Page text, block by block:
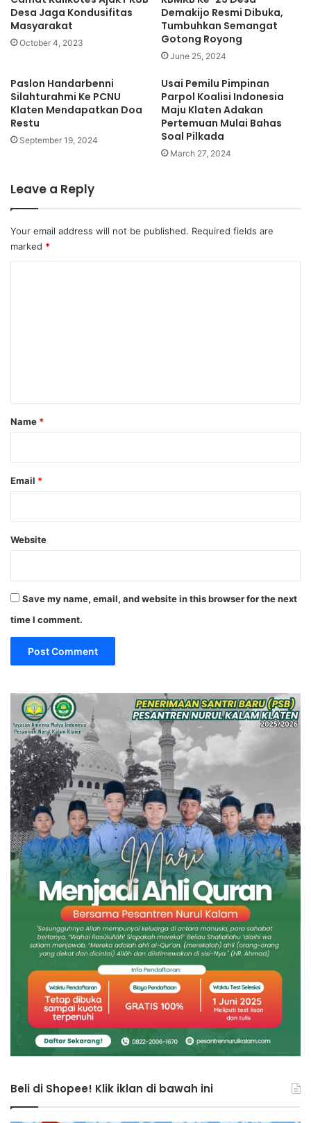
Desa Jaga Kondusifitas
Masyarakat
October 4, 2023
Demakijo Resmi Dibuka,
Tumbuhkan Semangat
Gotong Royong
June 25, 2024
Paslon Handarbenni
Silahturahmi Ke PCNU
Klaten Mendapatkan Doa
Restu
September 19, 2024
Usai Pemilu Pimpinan
Parpol Koalisi Indonesia
Maju Klaten Adakan
Pertemuan Mulai Bahas
Soal Pilkada
March 27, 2024
Leave a Reply
Your email address will not be published. Required fields are
marked *
Name *
Email *
Website
Save my name, email, and website in this browser for the next
time I comment.
Beli di Shopee! Klik iklan di bawah ini